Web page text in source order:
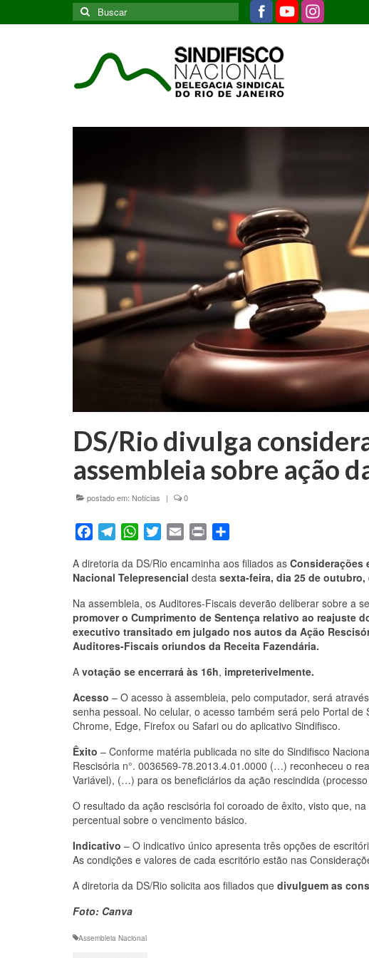
Buscar
por:
DS/Rio divulga
assembleia sobre ação
postado em: Notícias | 0
FacebookTelegramWhatsAppTwitterEmail Print
A diretoria da DS/Rio encaminha aos filiados as Considerações
Nacional Telepresencial desta sexta-feira, dia 25 de outubro,
Na assembleia, os Auditores-Fiscais deverão deliberar sobre a
promover o Cumprimento de Sentença relativo ao reajuste
executivo transitado em julgado nos autos da Ação
Auditores-Fiscais oriundos da Receita Fazendária.
A votação se encerrará às 16h, impreterivelmente.
Acesso – O acesso à assembleia, pelo computador, será
senha pessoal. No celular, o acesso também será pelo Portal
Chrome, Edge, Firefox ou Safari ou do aplicativo Sindifisco.
Êxito – Conforme matéria publicada no site do Sindifisco
Rescisória n°. 0036569-78.2013.4.01.0000 (…) reconheceu o
Variável), (…) para os beneficiários da ação rescindida
O resultado da ação rescisória foi coroado de êxito, visto que,
percentual sobre o vencimento básico.
Indicativo – O indicativo único apresenta três opções de
As condições e valores de cada escritório estão nas
A diretoria da DS/Rio solicita aos filiados que divulguem as
Foto: Canva
Assembleia Nacional